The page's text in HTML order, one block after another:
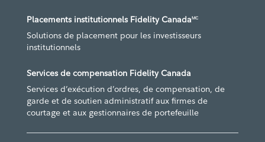
Placements institutionnels Fidelity CanadaMC
Solutions de placement pour les investisseurs
institutionnels
Services de compensation Fidelity Canada
Services d’exécution d’ordres, de compensation, de
garde et de soutien administratif aux firmes de
courtage et aux gestionnaires de portefeuille